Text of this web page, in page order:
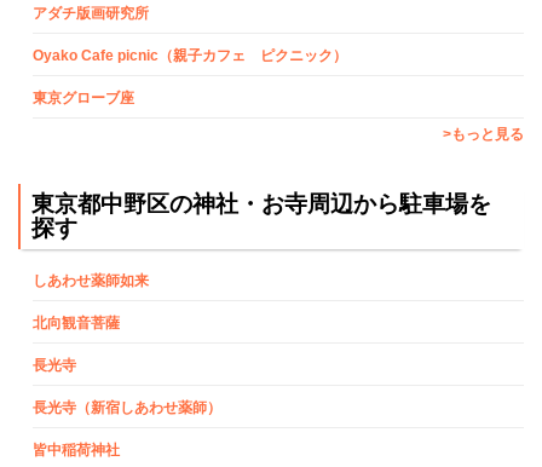
アダチ版画研究所
Oyako Cafe picnic（親子カフェ ピクニック）
東京グローブ座
>もっと見る
東京都中野区の神社・お寺周辺から駐車場を
探す
しあわせ薬師如来
北向観音菩薩
長光寺
長光寺（新宿しあわせ薬師）
皆中稲荷神社